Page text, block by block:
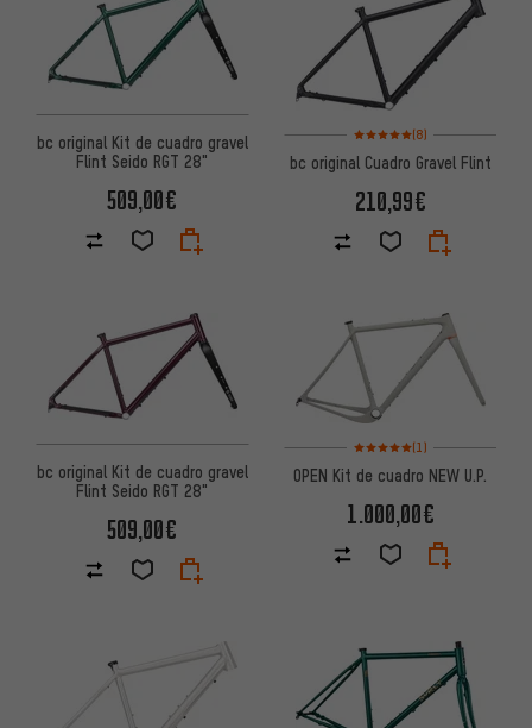
bc original Kit de cuadro gravel
Flint Seido RGT 28"
509,00€
Valoración media: 5 de 5
(8)
bc original Cuadro Gravel Flint
210,99€
bc original Kit de cuadro gravel
Flint Seido RGT 28"
509,00€
Valoración media: 5 de 5
(1)
OPEN Kit de cuadro NEW U.P.
1.000,00€